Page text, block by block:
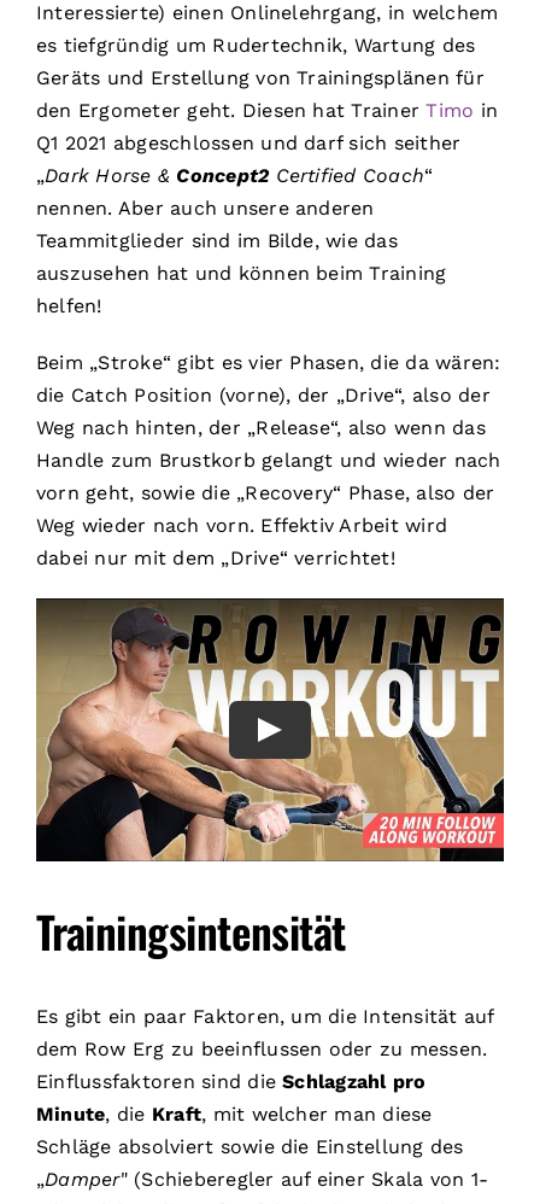
Interessierte) einen Onlinelehrgang, in welchem
es tiefgründig um Rudertechnik, Wartung des
Geräts und Erstellung von Trainingsplänen für
den Ergometer geht. Diesen hat TrainerTimo in
Q1 2021 abgeschlossen und darf sich seither
„Dark Horse & Concept2Certified Coach“
nennen. Aber auch unsere anderen
Teammitglieder sind im Bilde, wie das
auszusehen hat und können beim Training
helfen!
Beim „Stroke“ gibt es vier Phasen, die da wären:
die Catch Position (vorne), der „Drive“, also der
Weg nach hinten, der „Release“, also wenn das
Handle zum Brustkorb gelangt und wieder nach
vorn geht, sowie die „Recovery“ Phase, also der
Weg wieder nach vorn. Effektiv Arbeit wird
dabei nur mit dem „Drive“ verrichtet!
Trainingsintensität
Es gibt ein paar Faktoren, um die Intensität auf
dem Row Erg zu beeinflussen oder zu messen.
Einflussfaktoren sind dieSchlagzahl pro
Minute, die Kraft, mit welcher man diese
Schläge absolviert sowie die Einstellung des
„Damper" (Schieberegler auf einer Skala von 1-